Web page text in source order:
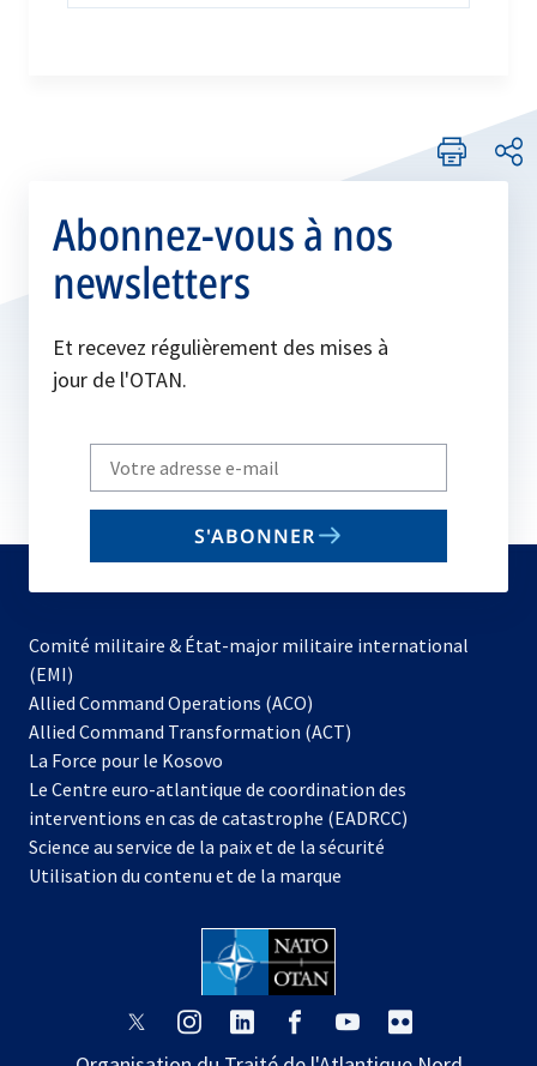
Abonnez-vous à nos
newsletters
Et recevez régulièrement des mises à
jour de l'OTAN.
Write
your
email
S'ABONNER
Comité militaire & État-major militaire international
(EMI)
Allied Command Operations (ACO)
dans
nouvel
onglet
Allied Command Transformation (ACT)
La Force pour le Kosovo
dans
un
nouvel
onglet
Le Centre euro-atlantique de coordination des
interventions en cas de catastrophe (EADRCC)
Science au service de la paix et de la sécurité
Utilisation du contenu et de la marque
s’ouvres’ouvres’ouvres’ouvres’ouvre